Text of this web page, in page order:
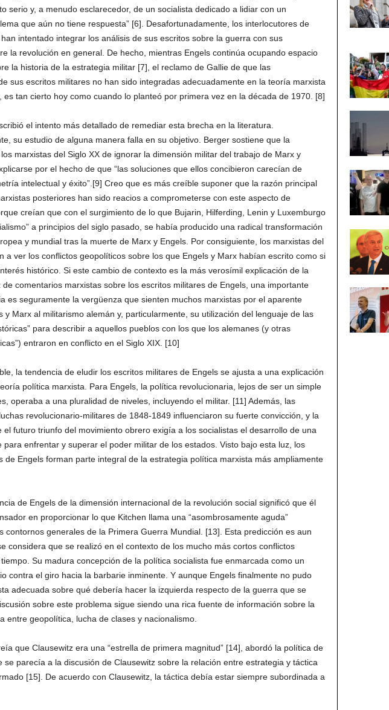
serio y, a menudo esclarecedor, de un socialista dedicado a lidiar con un
que aún no tiene respuesta” [6]. Desafortunadamente, los interlocutores de
intentado integrar los análisis de sus escritos sobre la guerra con sus
la revolución en general. De hecho, mientras Engels continúa ocupando espacio
la historia de la estrategia militar [7], el reclamo de Gallie de que las
sus escritos militares no han sido integradas adecuadamente en la teoría marxista
es tan cierto hoy como cuando lo planteó por primera vez en la década de 1970. [8]
el intento más detallado de remediar esta brecha en la literatura.
su estudio de alguna manera falla en su objetivo. Berger sostiene que la
marxistas del Siglo XX de ignorar la dimensión militar del trabajo de Marx y
por el hecho de que “las soluciones que ellos concibieron carecían de
intelectual y éxito”.[9] Creo que es más creíble suponer que la razón principal
posteriores han sido reacios a comprometerse con este aspecto de
creían que con el surgimiento de lo que Bujarin, Hilferding, Lenin y Luxemburgo
a principios del siglo pasado, se había producido una radical transformación
y mundial tras la muerte de Marx y Engels. Por consiguiente, los marxistas del
a ver los conflictos geopolíticos sobre los que Engels y Marx habían escrito como si
histórico. Si este cambio de contexto es la más verosímil explicación de la
de comentarios marxistas sobre los escritos militares de Engels, una importante
es seguramente la vergüenza que sienten muchos marxistas por el aparente
y Marx al militarismo alemán y, particularmente, su utilización del lenguaje de las
para describir a aquellos pueblos con los que los alemanes (y otras
entraron en conflicto en el Siglo XIX. [10]
la tendencia de eludir los escritos militares de Engels se ajusta a una explicación
política marxista. Para Engels, la política revolucionaria, lejos de ser un simple
operaba a una pluralidad de niveles, incluyendo el militar. [11] Además, las
revolucionario-militares de 1848-1849 influenciaron su fuerte convicción, y la
el futuro triunfo del movimiento obrero exigía a los socialistas el desarrollo de una
para enfrentar y superar el poder militar de los estados. Visto bajo esta luz, los
de Engels forman parte integral de la estrategia política marxista más ampliamente
de Engels de la dimensión internacional de la revolución social significó que él
en proporcionar lo que Kitchen llama una “asombrosamente aguda”
contornos generales de la Primera Guerra Mundial. [13]. Esta predicción es aun
considera que se realizó en el contexto de los mucho más cortos conflictos
Su madura concepción de la política socialista fue enmarcada como un
contra el giro hacia la barbarie inminente. Y aunque Engels finalmente no pudo
adecuada sobre qué debería hacer la izquierda respecto de la guerra que se
sobre este problema sigue siendo una rica fuente de información sobre la
entre geopolítica, lucha de clases y nacionalismo.
que Clausewitz era una “estrella de primera magnitud” [14], abordó la política de
se parecía a la discusión de Clausewitz sobre la relación entre estrategia y táctica
[15]. De acuerdo con Clausewitz, la táctica debía estar siempre subordinada a